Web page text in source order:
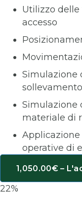
Utilizzo
accesso
Simulazione
Simulazione
materiale di
operative di
1,050.00€ –
22%